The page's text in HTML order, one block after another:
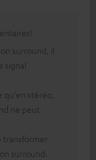
surround, il
qu'en stéréo,
ne peut
transformer
surround.